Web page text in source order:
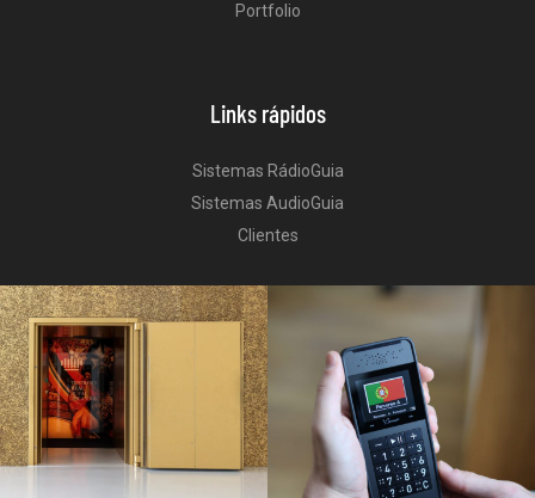
Portfolio
Links rápidos
Sistemas RádioGuia
Sistemas AudioGuia
Clientes